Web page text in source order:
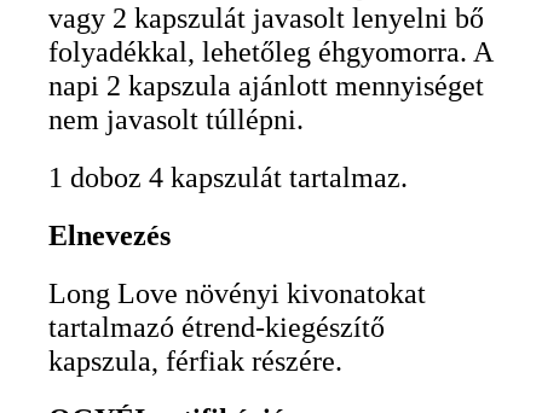
vagy 2 kapszulát javasolt lenyelni bő
folyadékkal, lehetőleg éhgyomorra. A
napi 2 kapszula ajánlott mennyiséget
nem javasolt túllépni.
1 doboz 4 kapszulát tartalmaz.
Elnevezés
Long Love növényi kivonatokat
tartalmazó étrend-kiegészítő
kapszula, férfiak részére.